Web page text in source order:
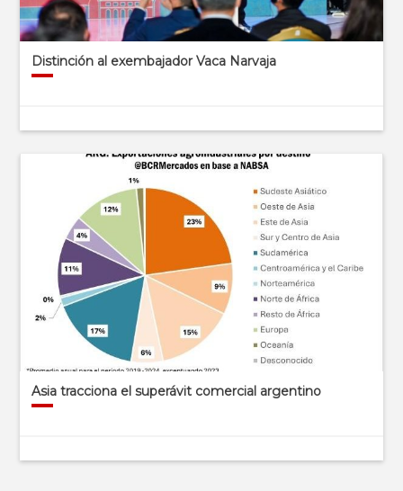
Distinción al exembajador Vaca Narvaja
Asia tracciona el superávit comercial argentino